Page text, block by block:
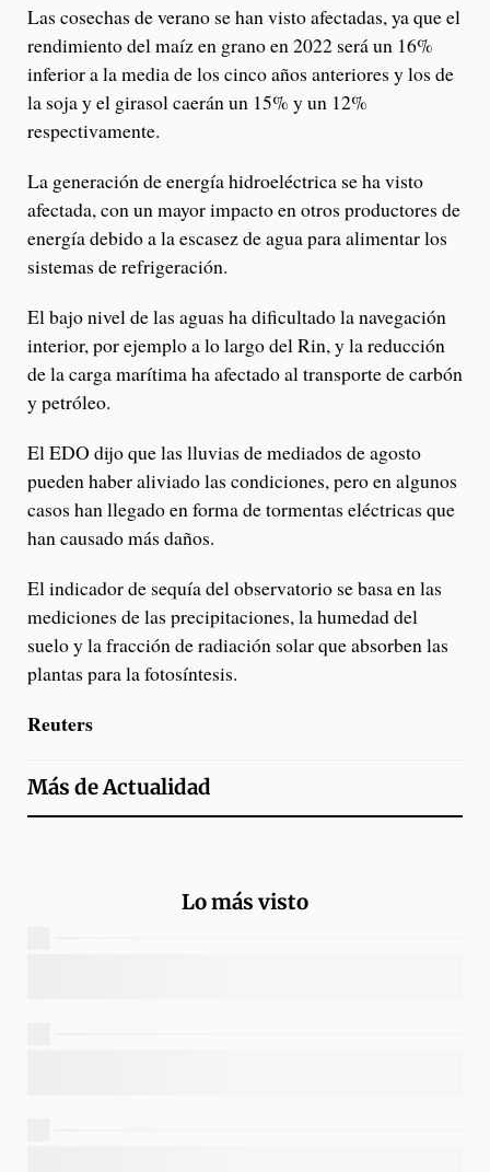
Las cosechas de verano se han visto afectadas, ya que el
rendimiento del maíz en grano en 2022 será un 16%
inferior a la media de los cinco años anteriores y los de
la soja y el girasol caerán un 15% y un 12%
respectivamente.
La generación de energía hidroeléctrica se ha visto
afectada, con un mayor impacto en otros productores de
energía debido a la escasez de agua para alimentar los
sistemas de refrigeración.
El bajo nivel de las aguas ha dificultado la navegación
interior, por ejemplo a lo largo del Rin, y la reducción
de la carga marítima ha afectado al transporte de carbón
y petróleo.
El EDO dijo que las lluvias de mediados de agosto
pueden haber aliviado las condiciones, pero en algunos
casos han llegado en forma de tormentas eléctricas que
han causado más daños.
El indicador de sequía del observatorio se basa en las
mediciones de las precipitaciones, la humedad del
suelo y la fracción de radiación solar que absorben las
plantas para la fotosíntesis.
Reuters
Más deActualidad
Lo más visto